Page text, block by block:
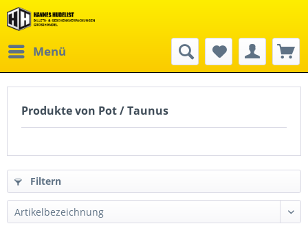
Menü
Produkte von Pot / Taunus
Filtern